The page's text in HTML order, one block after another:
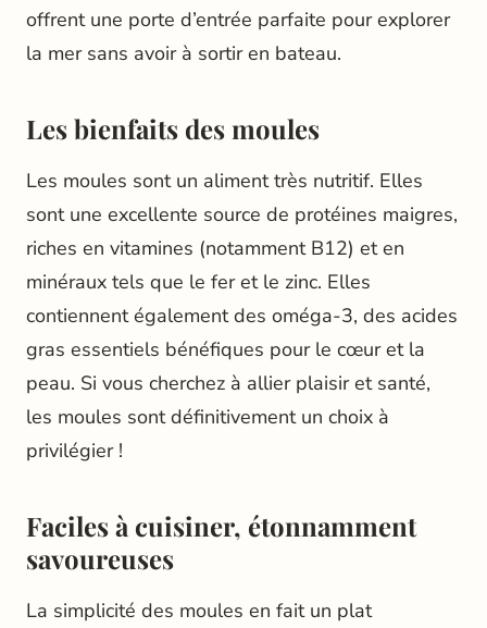
offrent une porte d’entrée parfaite pour explorer
la mer sans avoir à sortir en bateau.
Les bienfaits des moules
Les moules sont un aliment très nutritif. Elles
sont une excellente source de protéines maigres,
riches en vitamines (notamment B12) et en
minéraux tels que le fer et le zinc. Elles
contiennent également des oméga-3, des acides
gras essentiels bénéfiques pour le cœur et la
peau. Si vous cherchez à allier plaisir et santé,
les moules sont définitivement un choix à
privilégier !
Faciles à cuisiner, étonnamment
savoureuses
La simplicité des moules en fait un plat